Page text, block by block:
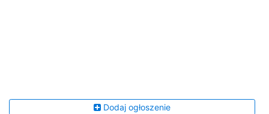
Dodaj ogłoszenie